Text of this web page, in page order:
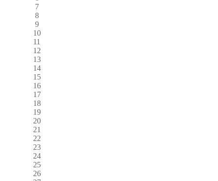
7
8
9
10
11
12
13
14
15
16
17
18
19
20
21
22
23
24
25
26